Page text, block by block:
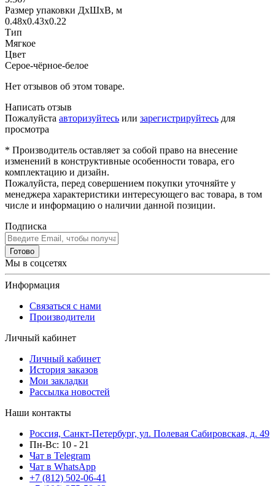
Размер упаковки ДхШхВ, м
0.48x0.43x0.22
Тип
Мягкое
Цвет
Серое-чёрное-белое
Нет отзывов об этом товаре.
Написать отзыв
Пожалуйста авторизуйтесь или зарегистрируйтесь для
просмотра
* Производитель оставляет за собой право на внесение
изменений в конструктивные особенности товара, его
комплектацию и дизайн.
Пожалуйста, перед совершением покупки уточняйте у
менеджера характеристики интересующего вас товара, в том
числе и информацию о наличии данной позиции.
Подписка
Готово
Мы в соцсетях
Информация
Связаться с нами
Производители
Личный кабинет
Личный кабинет
История заказов
Мои закладки
Рассылка новостей
Наши контакты
Россия, Санкт-Петербург, ул. Полевая Сабировская, д. 49
Пн-Вс: 10 - 21
Чат в Telegram
Чат в WhatsApp
+7 (812) 502-06-41